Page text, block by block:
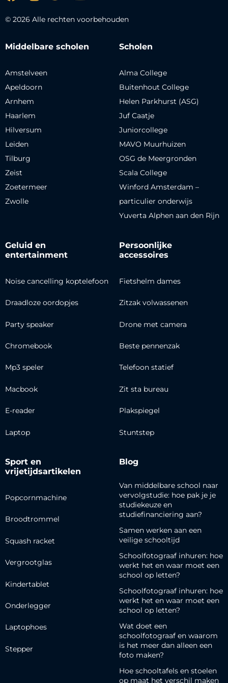
© 2026 Alle rechten voorbehouden
Middelbare scholen
Amstelveen
Apeldoorn
Arnhem
Haarlem
Hilversum
Leiden
Tilburg
Zeist
Zoetermeer
Zwolle
Scholen
Alma College
Buitenhout College
Helen Parkhurst (ASG)
Juf Caatje
Juniorcollege
MAVO Muurhuizen
OSG de Meergronden
Scala College
Winford Amsterdam –
particulier onderwijs
Yuverta Alphen aan den Rijn
Geluid en
entertainment
Noise cancelling koptelefoon
Draadloze oordopjes
Party speaker
Chromebook
Mp3 speler
Macbook
E-reader
Laptop
Persoonlijke
accessoires
Fietshelm dames
Zitzak volwassenen
Drone met camera
Beste pennenzak
Telefoon statief
Zit sta bureau
Plakspiegel
Stuntstep
Sport en
vrijetijdsartikelen
Popcornmachine
Broodtrommel
Squash racket
Vergrootglas
Kindertablet
Onderlegger
Laptophoes
Stepper
Blog
Van middelbare school naar
vervolgstudie: hoe pak je je
studiekeuze en
studiefinanciering aan?
Samen werken aan een
veilige schooltijd
Schoolfotograaf inhuren: hoe
werkt het en waar moet een
school op letten?
Schoolfotograaf inhuren: hoe
werkt het en waar moet een
school op letten?
Wat doet een
schoolfotograaf en waarom
is het meer dan alleen een
foto maken?
Hoe schooltafels en stoelen
op maat het verschil maken